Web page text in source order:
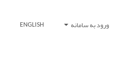
ورود به سامانه ENGLISH